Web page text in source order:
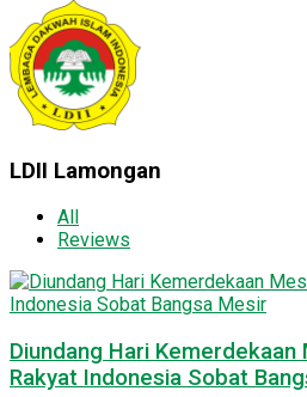
LDII Lamongan
All
Reviews
Diundang Hari Kemerdekaan
Rakyat Indonesia Sobat